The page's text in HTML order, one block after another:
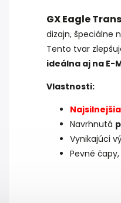
GX Eagle
dizajn, špeciálne
Tento tvar
ideálna aj na E-
Vlastnosti:
Navrhnutá
Vynikajúci
Pevné čapy,